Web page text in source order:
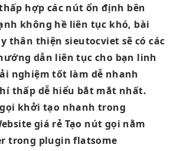
hợp các nútổn định bên
không hề liên tục khó, bài
thân thiện sieutocviet sẽ có các
dẫn liên tục cho bạn linh
nghiệm tốt làm dễ nhanh
thấp dễ hiểu bắt mắt nhất.
khởi tạo nhanh trong
giá rẻ Tạo nút gọi nằm
trong plugin flatsome